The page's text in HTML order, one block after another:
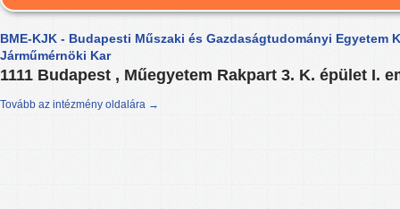
BME-KJK - Budapesti Műszaki és Gazdaságtudományi Egyetem
Járműmérnöki Kar
1111 Budapest , Műegyetem Rakpart 3. K. épület I.
Tovább az intézmény oldalára →